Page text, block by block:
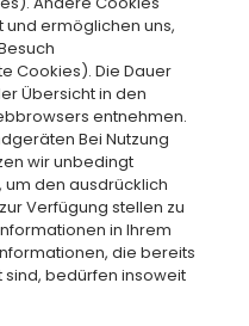
ermöglichen uns,
Cookies). Die Dauer
Übersicht in den
entnehmen.
Bei Nutzung
wir unbedingt
den ausdrücklich
Verfügung stellen zu
in Ihrem
die bereits
bedürfen insoweit